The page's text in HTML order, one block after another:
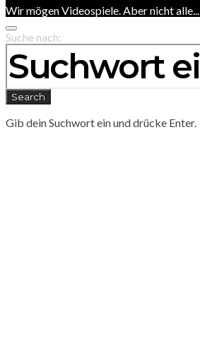
Wir mögen Videospiele. Aber nicht alle...
Suche nach:
Search
Gib dein Suchwort ein und drücke Enter.